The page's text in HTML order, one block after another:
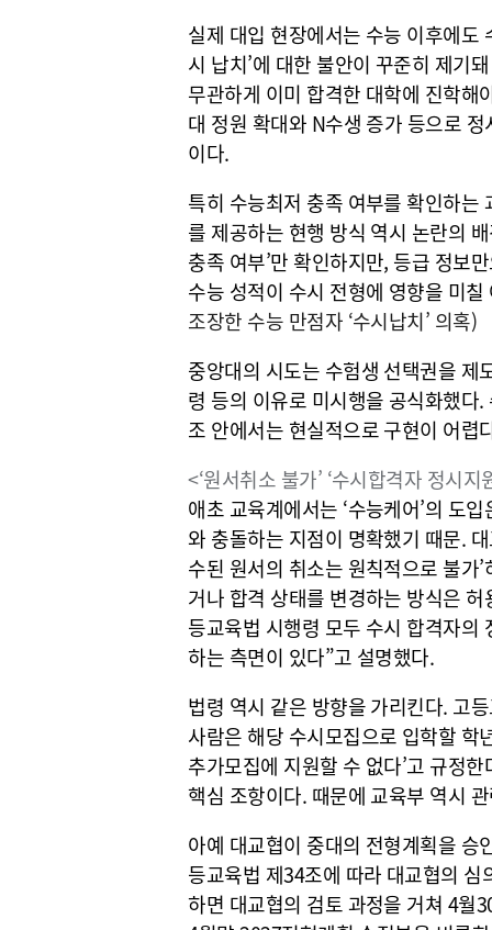
실제 대입 현장에서는 수능 이후에도
시 납치’에 대한 불안이 꾸준히 제기
무관하게 이미 합격한 대학에 진학해
대 정원 확대와 N수생 증가 등으로
이다.
특히 수능최저 충족 여부를 확인하는
를 제공하는 현행 방식 역시 논란의
충족 여부’만 확인하지만, 등급 정보
수능 성적이 수시 전형에 영향을 미
조장한 수능 만점자 ‘수시납치’ 의혹)
중앙대의 시도는 수험생 선택권을 제
령 등의 이유로 미시행을 공식화했다
조 안에서는 현실적으로 구현이 어렵
<‘원서취소 불가’ ‘수시합격자 정시지
애초 교육계에서는 ‘수능케어’의 도
와 충돌하는 지점이 명확했기 때문.
수된 원서의 취소는 원칙적으로 불가
거나 합격 상태를 변경하는 방식은
등교육법 시행령 모두 수시 합격자의
하는 측면이 있다”고 설명했다.
법령 역시 같은 방향을 가리킨다. 고
사람은 해당 수시모집으로 입학할 학
추가모집에 지원할 수 없다’고 규정
핵심 조항이다. 때문에 교육부 역시
아예 대교협이 중대의 전형계획을 승
등교육법 제34조에 따라 대교협의
하면 대교협의 검토 과정을 거쳐 4월